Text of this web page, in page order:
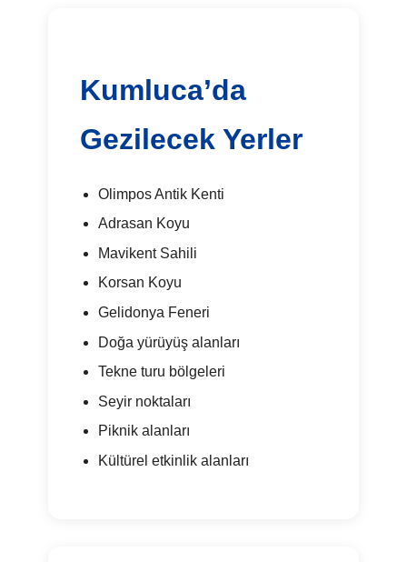
Kumluca’da
Gezilecek Yerler
Olimpos Antik Kenti
Adrasan Koyu
Mavikent Sahili
Korsan Koyu
Gelidonya Feneri
Doğa yürüyüş alanları
Tekne turu bölgeleri
Seyir noktaları
Piknik alanları
Kültürel etkinlik alanları